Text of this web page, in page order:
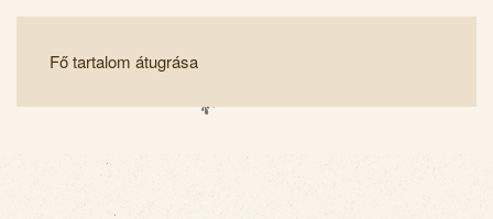
Fő tartalom átugrása